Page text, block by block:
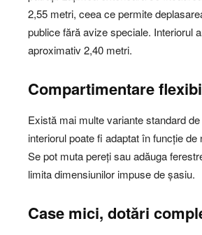
2,55 metri, ceea ce permite
publice fără avize speciale. Interiorul
aproximativ 2,40 metri.
Compartimentare
Există mai multe variante standard
interiorul poate fi adaptat în funcție de
Se pot muta pereți sau adăuga
limita dimensiunilor impuse de șasiu.
Case mici, dotări